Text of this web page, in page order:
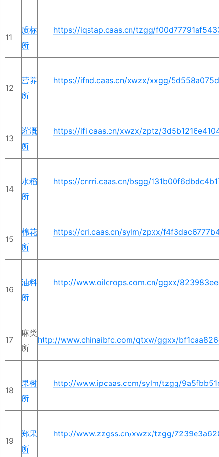
11
质标
所
https://iqstap.caas.cn/tzgg/
12
营养
所
https://ifnd.caas.cn/xwzx/xxgg/
13
灌溉
所
https://ifi.caas.cn/xwzx/zptz/
14
水稻
所
https://cnrri.caas.cn/bsgg/
15
棉花
所
https://cri.caas.cn/sylm/zpxx/
16
油料
所
http://www.oilcrops.com.cn/ggxx/
17
麻类
所
http://www.chinaibfc.com/qtxw/ggxx/
18
果树
所
http://www.ipcaas.com/sylm/tzgg/
19
郑果
所
http://www.zzgss.cn/xwzx/tzgg/